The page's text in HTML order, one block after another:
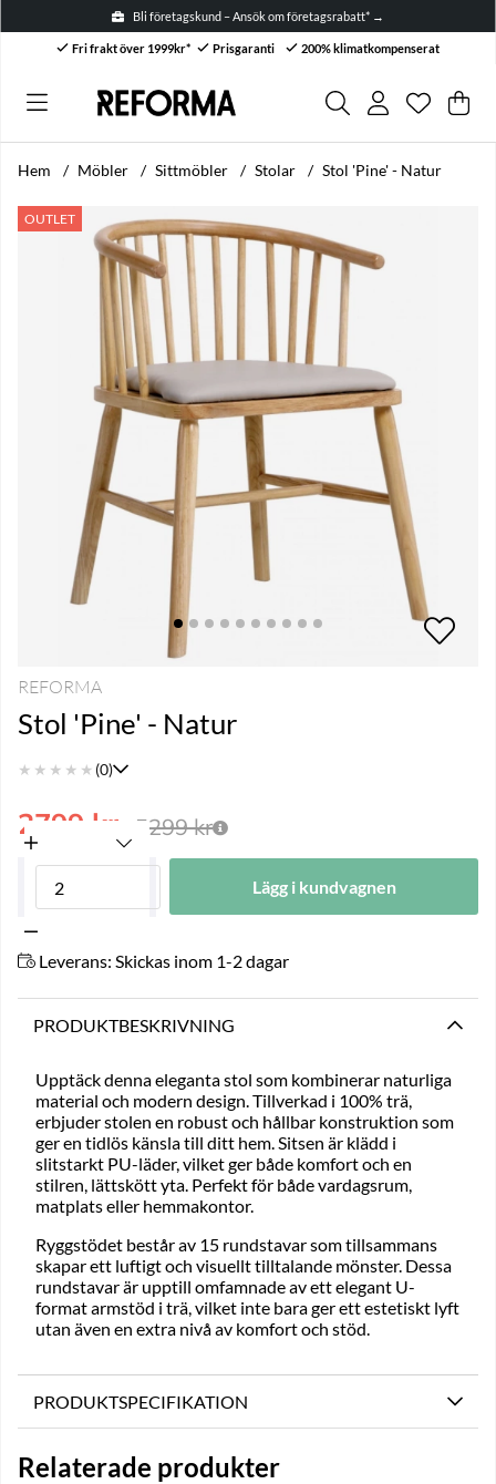
Bli företagskund – Ansök om företagsrabatt* →
Fri frakt över 1999kr* Prisgaranti 200% klimatkompenserat
Antal i
. .
Hem Möbler Sittmöbler Stolar Stol 'Pine' - Natur
OUTLET
Produktbilder Stol 'Pine' - Natur
REFORMA
Stol 'Pine' - Natur
★ ★ ★ ★ ★ (0)
5299kr
2799 kr
Lägg i kundvagnen
Leverans: Skickas inom 1-2 dagar
PRODUKTBESKRIVNING
Upptäck denna eleganta stol som kombinerar naturliga
material och modern design. Tillverkad i 100% trä,
erbjuder stolen en robust och hållbar konstruktion som
ger en tidlös känsla till ditt hem. Sitsen är klädd i
slitstarkt PU-läder, vilket ger både komfort och en
stilren, lättskött yta. Perfekt för både vardagsrum,
matplats eller hemmakontor.
Ryggstödet består av 15 rundstavar som tillsammans
skapar ett luftigt och visuellt tilltalande mönster. Dessa
rundstavar är upptill omfamnade av ett elegant U-
format armstöd i trä, vilket inte bara ger ett estetiskt lyft
utan även en extra nivå av komfort och stöd.
PRODUKTSPECIFIKATION
Relaterade produkter